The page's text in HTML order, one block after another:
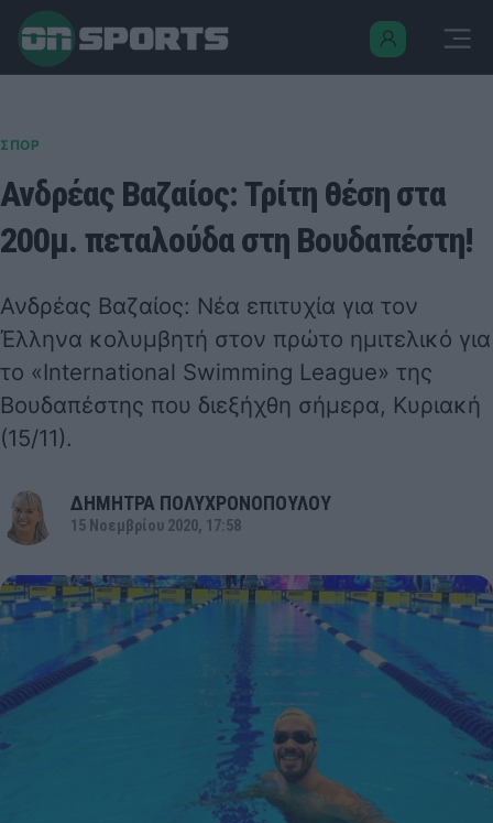
ΣΠΟΡ
Ανδρέας Βαζαίος: Τρίτη θέση στα
200μ. πεταλούδα στη Βουδαπέστη!
Ανδρέας Βαζαίος: Νέα επιτυχία για τον
Έλληνα κολυμβητή στον πρώτο ημιτελικό για
το «International Swimming League» της
Βουδαπέστης που διεξήχθη σήμερα, Κυριακή
(15/11).
ΔΗΜΗΤΡΑ ΠΟΛΥΧΡΟΝΟΠΟΥΛΟΥ
15 Νοεμβρίου 2020, 17:58